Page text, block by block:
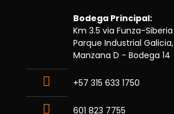
Bodega Principal:
Km 3.5 via Funza-Siberia
Parque Industrial Galicia,
Manzana D - Bodega 14
+57 315 633 1750
601 823 7755